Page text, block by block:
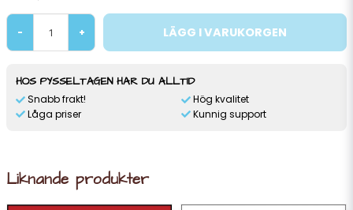
- + LÄGG I VARUKORGEN
HOS PYSSELTAGEN HAR DU ALLTID
Snabb frakt!
Låga priser
Hög kvalitet
Kunnig support
Liknande produkter